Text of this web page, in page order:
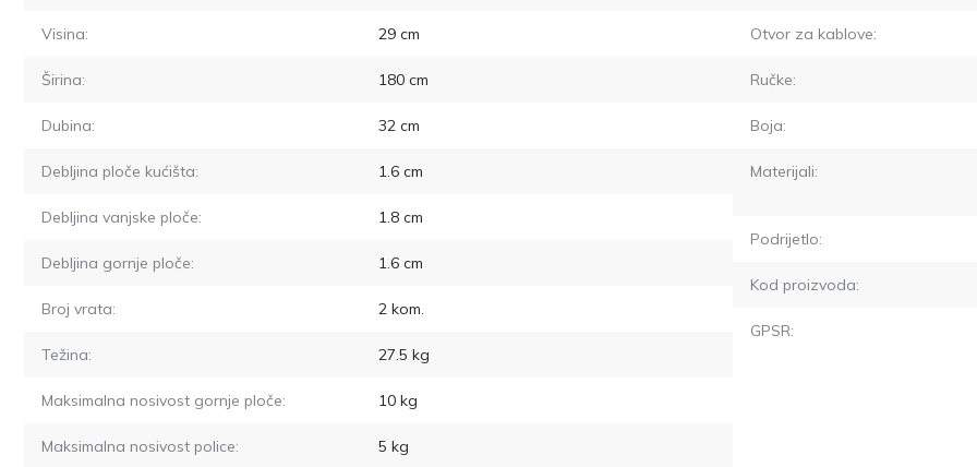
Visina: 29 cm
Širina: 180 cm
Dubina: 32 cm
Debljina ploče kućišta: 1.6 cm
Debljina vanjske ploče: 1.8 cm
Debljina gornje ploče: 1.6 cm
Broj vrata: 2 kom.
Težina: 27.5 kg
Maksimalna nosivost gornje ploče: 10 kg
Maksimalna nosivost police: 5 kg
Otvor za kablove:
Ručke:
Boja:
Materijali:
Podrijetlo:
Kod proizvoda:
GPSR: